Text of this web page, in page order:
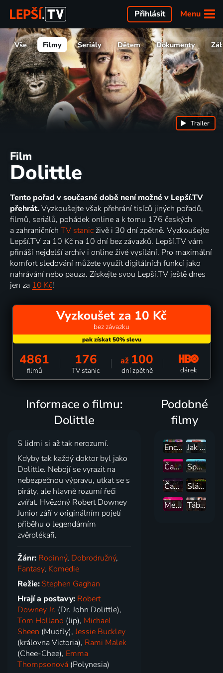
Menu
Přihlásit
Vše Filmy Seriály Dětem Dokumenty
Film
Dolittle
Trailer
Tento pořad v současné době není možné v Lepší.TV
přehrát.Vyzkoušejte však přehrání tisíců jiných pořadů,
filmů, seriálů, pohádek online a k tomu 176 českých
a zahraničních TV stanic živě i 30 dní zpětně. Vyzkoušejte
Lepší.TV za 10 Kč na 10 dní bez závazků. Lepší.TV vám
přináší nejdelší archiv i online živé vysílání. Pro maximální
komfort sledování můžete využít digitálních funkcí jako
nahrávání nebo pauza. Získejte svou Lepší.TV ještě dnes
jen za 10 Kč!
Vyzkoušet za 10 Kč
bez závazku
4861
filmů
176
TV stanic
až 100
dní zpětně dárek
Informace o filmu:
Dolittle
S lidmi si až tak nerozumí.
Kdyby tak každý doktor byl jako
Dolittle. Nebojí se vyrazit na
nebezpečnou výpravu, utkat se s
piráty, ale hlavně rozumí řeči
zvířat. Hvězdný Robert Downey
Junior září v originálním pojetí
příběhu o legendárním
zvěrolékaři.
Žánr: Rodinný, Dobrodružný,
Fantasy, Komedie
Režie: Stephen Gaghan
Hrají a postavy: Robert
Downey Jr. (Dr. John Dolittle),
Tom Holland (Jip), Michael
Sheen (Mudfly),Jessie Buckley
(královna Victoria), Rami Malek
(Chee-Chee), Emma
Thompsonová (Polynesia)
Podobné
filmy
Encanto
Jak vycvičit draky
Čas na dobrodružství
Spongebob v kalhotách
Čas na dobrodružství: Daleké kraje
Sláva králi Jelimánovi: Ve vyhnanství
Mezi námi medvědy
Táborový ostrov